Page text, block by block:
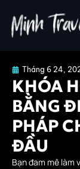
nội
Tháng 6 24,
KHÓA
BẰNG
PHÁP
ĐẦU
Bạn đam mê làm